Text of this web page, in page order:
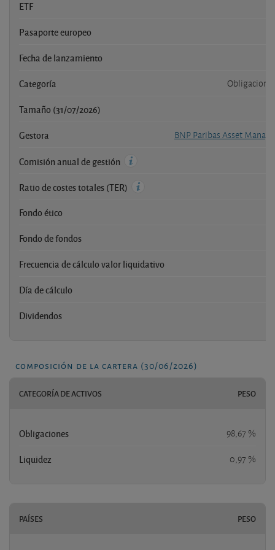
ETF
Pasaporte europeo
Fecha de lanzamiento
Categoría
Tamaño (31/07/2026)
Gestora BNP Paribas Asset
Comisión anual de gestión
Ratio de costes totales (TER)
Fondo ético
Fondo de fondos
Frecuencia de cálculo valor liquidativo
Día de cálculo
Dividendos
composición de la cartera (30/06/2026)
CATEGORÍA DE ACTIVOS PESO
Obligaciones 98,67 %
Liquidez 0,97 %
PAÍSES PESO